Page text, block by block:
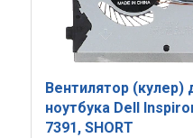
Вентилятор (кулер)
ноутбука Dell
7391, SHORT